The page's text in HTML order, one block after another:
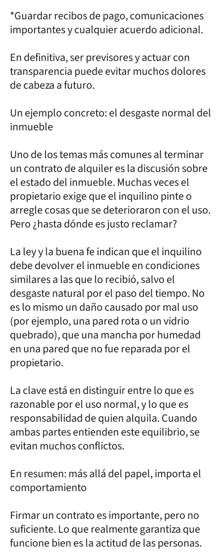
*Guardar recibos de pago, comunicaciones
importantes y cualquier acuerdo adicional.
En definitiva, ser previsores y actuar con
transparencia puede evitar muchos dolores
de cabeza a futuro.
Un ejemplo concreto: el desgaste normal del
inmueble
Uno de los temas más comunes al terminar
un contrato de alquiler es la discusión sobre
el estado del inmueble. Muchas veces el
propietario exige que el inquilino pinte o
arregle cosas que se deterioraron con el uso.
Pero ¿hasta dónde es justo reclamar?
La ley y la buena fe indican que el inquilino
debe devolver el inmueble en condiciones
similares a las que lo recibió, salvo el
desgaste natural por el paso del tiempo. No
es lo mismo un daño causado por mal uso
(por ejemplo, una pared rota o un vidrio
quebrado), que una mancha por humedad
en una pared que no fue reparada por el
propietario.
La clave está en distinguir entre lo que es
razonable por el uso normal, y lo que es
responsabilidad de quien alquila. Cuando
ambas partes entienden este equilibrio, se
evitan muchos conflictos.
En resumen: más allá del papel, importa el
comportamiento
Firmar un contrato es importante, pero no
suficiente. Lo que realmente garantiza que
funcione bien es la actitud de las personas.